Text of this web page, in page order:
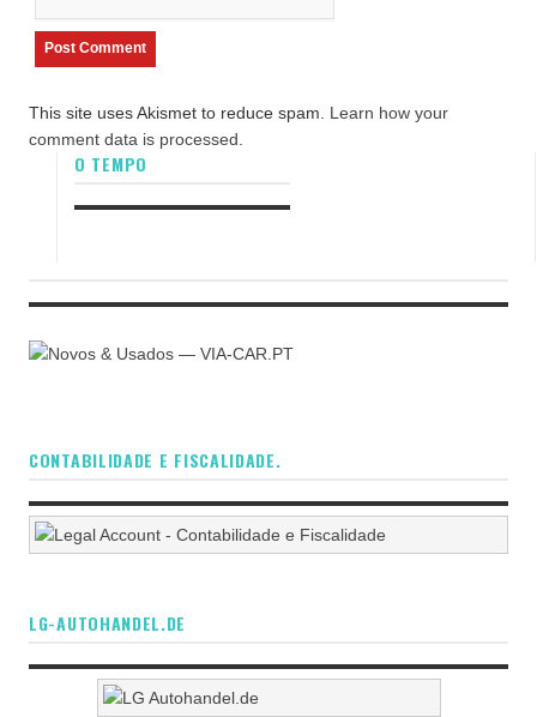
This site uses Akismet to reduce spam. Learn how your
comment data is processed.
O TEMPO
CONTABILIDADE E FISCALIDADE.
LG-AUTOHANDEL.DE